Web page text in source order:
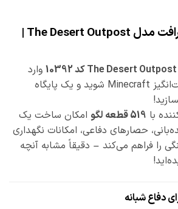
لگو 519 تکه ماینکرافت مدل The Desert Outpost |
وارد
دنیای پیکسلی و شگفت‌انگیز Minecraft شوید و یک پایگاه
با 519 قطعه لگو
امکان ساخت یک
حصارهای دفاعی، امکانات نگهداری
را فراهم می‌کند – دقیقاً مشابه آنچه
دفاع شبانه